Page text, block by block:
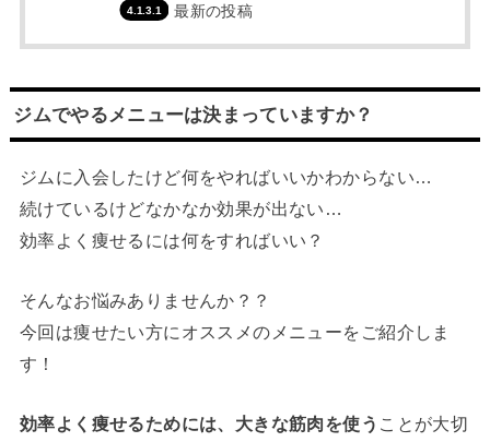
最新の投稿
ジムでやるメニューは決まっていますか？
ジムに入会したけど何をやればいいかわからない…
続けているけどなかなか効果が出ない…
効率よく痩せるには何をすればいい？
そんなお悩みありませんか？？
今回は痩せたい方にオススメのメニューをご紹介しま
す！
効率よく痩せるためには、大きな筋肉を使う ことが大切